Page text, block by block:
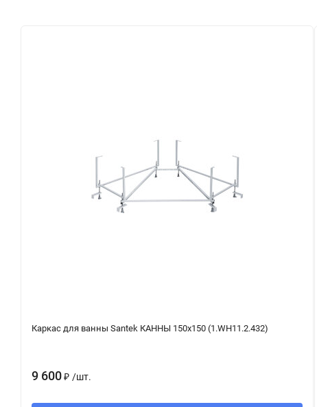
Каркас для ванны Santek КАННЫ 150х150 (1.WH11.2.432)
9 600₽ /шт.